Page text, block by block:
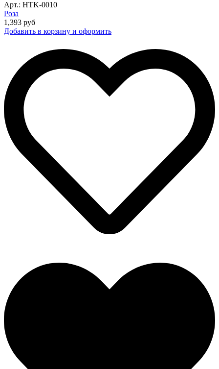
Арт.: HTK-0010
Роза
1,393 руб
Добавить в корзину и оформить